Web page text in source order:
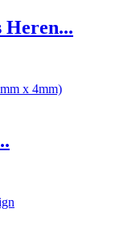
Heren...